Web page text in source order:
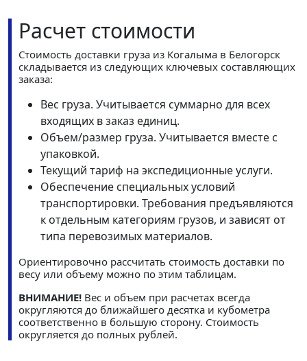
Расчет стоимости
Стоимость доставки груза из Когалыма в Белогорск
складывается из следующих ключевых составляющих
заказа:
Вес груза. Учитывается суммарно для всех
входящих в заказ единиц.
Объем/размер груза. Учитывается вместе с
упаковкой.
Текущий тариф на экспедиционные услуги.
Обеспечение специальных условий
транспортировки. Требования предъявляются
к отдельным категориям грузов, и зависят от
типа перевозимых материалов.
Ориентировочно рассчитать стоимость доставки по
весу или объему можно по этим таблицам.
ВНИМАНИЕ! Вес и объем при расчетах всегда
округляются до ближайшего десятка и кубометра
соответственно в большую сторону. Стоимость
округляется до полных рублей.